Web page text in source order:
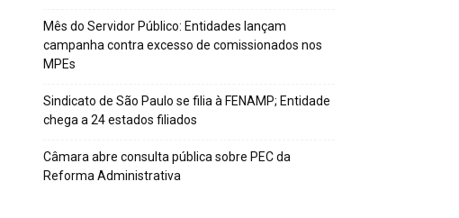
Mês do Servidor Público: Entidades lançam
campanha contra excesso de comissionados nos
MPEs
Sindicato de São Paulo se filia à FENAMP; Entidade
chega a 24 estados filiados
Câmara abre consulta pública sobre PEC da
Reforma Administrativa